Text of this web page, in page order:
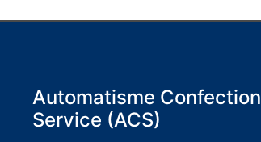
Automatisme Confection
Service (ACS)